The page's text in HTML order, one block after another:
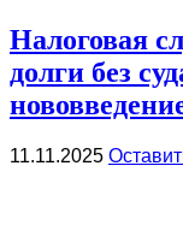
Налоговая
долги без
11.11.2025